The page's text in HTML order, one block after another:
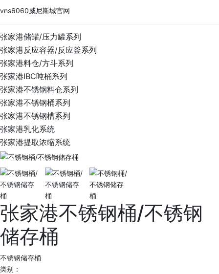
vns6060威尼斯城官网
张家港储罐/压力罐系列
张家港反应容器/反应釜系列
张家港料仓/方斗系列
张家港IBC吨桶系列
张家港不锈钢料仓系列
张家港不锈钢桶系列
张家港不锈钢槽系列
张家港乳化系统
张家港提取浓缩系统
张家港不锈钢桶/不锈钢
储存桶
不锈钢储存桶
类别：